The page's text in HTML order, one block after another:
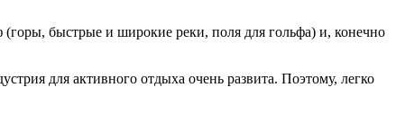
(горы, быстрые и широкие реки, поля для гольфа) и, конечно
для активного отдыха очень развита. Поэтому, легко